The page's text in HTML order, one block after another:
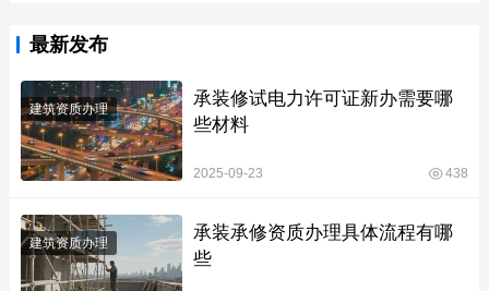
最新发布
建筑资质办理
承装修试电力许可证新办需要哪
些材料
2025-09-23 438
建筑资质办理
承装承修资质办理具体流程有哪
些